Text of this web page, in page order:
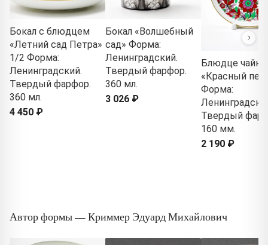
Бокал с блюдцем
«Летний сад Петра»
1/2 Форма:
Ленинградский.
Твердый фарфор.
360 мл.
4 450 ₽
Бокал «Волшебный
сад» Форма:
Ленинградский.
Твердый фарфор.
360 мл.
3 026 ₽
Блюдце
«Красный
Форма:
Твердый
160 мм.
2 190 ₽
Автор формы — Криммер Эдуард Михайлович